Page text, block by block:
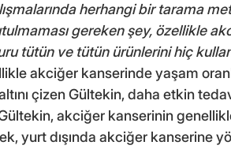
herhangi bir tarama
gereken şey, özellikle
tütün ve tütün ürünlerini hiç
akciğer kanserinde yaşam
çizen Gültekin, daha etkin
Gültekin, akciğer kanserinin
yurt dışında akciğer kanserine